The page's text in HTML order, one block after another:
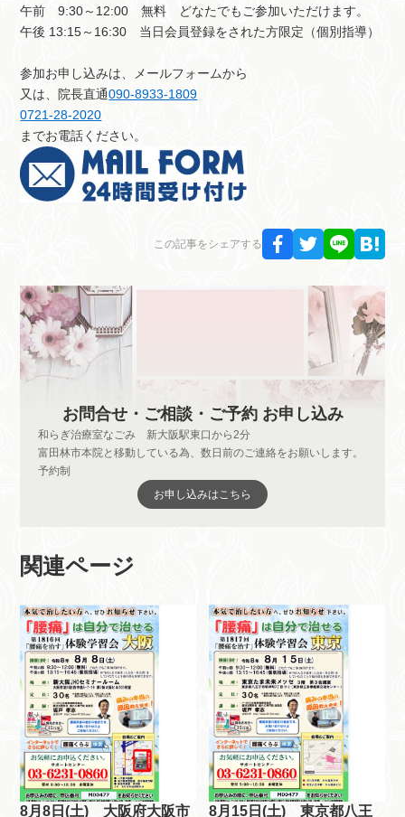
午前 9:30～12:00 無料 どなたでもご参加いただけます。
午後 13:15～16:30 当日会員登録をされた方限定（個別指導）
参加お申し込みは、メールフォームから
又は、院長直通090-8933-1809
0721-28-2020
までお電話ください。
この記事をシェアする
お問合せ・ご相談・ご予約 お申し込み
和らぎ治療室なごみ 新大阪駅東口から2分
富田林市本院と移動している為、数日前のご連絡をお願いします。
予約制
お申し込みはこちら
関連ページ
8月8日(土) 大阪府大阪市
8月15日(土) 東京都八王